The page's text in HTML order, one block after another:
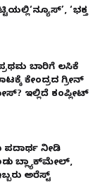
‘ಭಕ್ತ
ಬಾರಿಗೆ ಲಸಿಕೆ
ಕೇಂದ್ರದ ಗ್ರೀನ್
ಇಲ್ಲಿದೆ ಕಂಪ್ಲೀಟ್
ಪದಾರ್ಥ ನೀಡಿ
ಬ್ಲ್ಯಾಕ್‌ಮೇಲ್,
ಅರೆಸ್ಟ್